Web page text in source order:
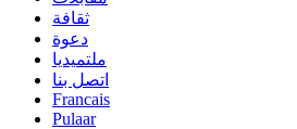
ثقافة
دعوة
ملتميديا
اتصل بنا
Francais
Pulaar